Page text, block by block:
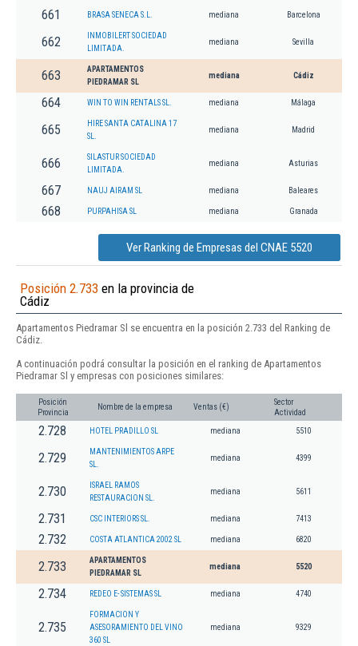
661 BRASA SENECA S.L. mediana Barcelona
662
INMOBILERT SOCIEDAD
LIMITADA.
mediana Sevilla
663
APARTAMENTOS
PIEDRAMAR SL
mediana Cádiz
664 WIN TO WIN RENTALS SL. mediana Málaga
665
HIRE SANTA CATALINA 17
SL.
mediana Madrid
666
SILASTUR SOCIEDAD
LIMITADA.
mediana Asturias
667 NAUJ AIRAM SL mediana Baleares
668 PURPAHISA SL mediana Granada
Ver Ranking de Empresas del CNAE 5520
Posición 2.733 en la provincia de
Cádiz
Apartamentos Piedramar Sl se encuentra en la posición 2.733 del Ranking de
Cádiz.
A continuación podrá consultar la posición en el ranking de Apartamentos
Piedramar Sl y empresas con posiciones similares:
Posición
Provincia
Nombre de la empresa Ventas (€)
Sector
Actividad
2.728 HOTEL PRADILLO SL mediana 5510
2.729
MANTENIMIENTOS ARPE
SL.
mediana 4399
2.730
ISRAEL RAMOS
RESTAURACION SL.
mediana 5611
2.731 CSC INTERIORS SL. mediana 7413
2.732 COSTA ATLANTICA 2002 SL mediana 6820
2.733
APARTAMENTOS
PIEDRAMAR SL
mediana 5520
2.734 REDEO E- SISTEMAS SL mediana 4740
2.735
FORMACION Y
ASESORAMIENTO DEL VINO
360 SL
mediana 9329